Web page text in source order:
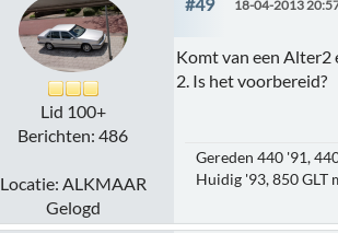
Lid 100+
Berichten: 486
Locatie: ALKMAAR
Gelogd
18-04-2013
Komt van een Alter2
2. Is het voorbereid?
Gereden 440 '91,
Huidig '93, 850 GLT